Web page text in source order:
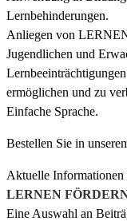
Lernbehinderungen.
Anliegen von
Jugendlichen und
ermöglichen und zu
Einfache Sprache.
Bestellen Sie in
Aktuelle Informationen
LERNEN
Eine Auswahl an